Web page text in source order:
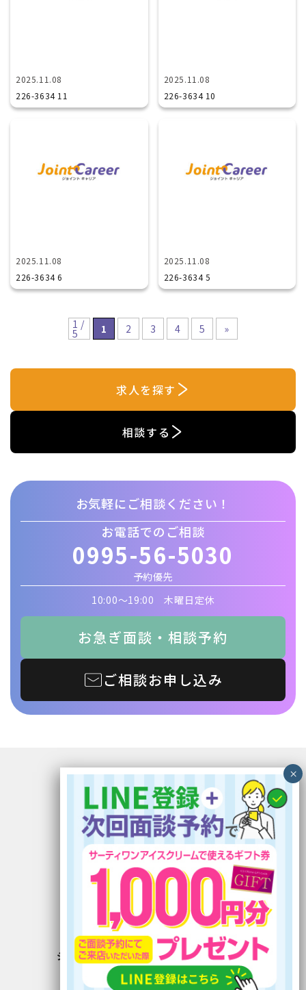
2025.11.08
226-3634 11
2025.11.08
226-3634 10
2025.11.08
226-3634 6
2025.11.08
226-3634 5
1 /
5 1 2 3 4 5 »
求人を探す
相談する
お気軽にご相談ください！
お電話でのご相談
0995-56-5030
予約優先
10:00〜19:00 木曜日定休
お急ぎ面談・相談予約
ご相談お申し込み
〒899-5117 鹿児島県霧島市隼人町見次1229
イオン隼人国分ショッピングセンター1F
電話番号：0995-56-5030
FAX番号：0995-56-5033
定休日：木曜日
有料職業紹介事業 46-ユ-300220
労働者派遣事業許可番号 派 46-300275
ジョイントキャリア公式LINE›
介護研修公式LINE›